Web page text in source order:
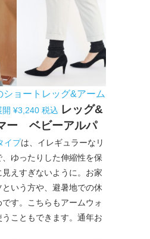
ショートレッグ&アーム
開 ¥3,240 税込 レッグ&
ー ベビーアルパ
イプは、イレギュラーなリ
ゆったりした伸縮性を保
えすぎないように。お家
いう方や、避暑地での休
す。こちらもアームウォ
こともできます。通年お